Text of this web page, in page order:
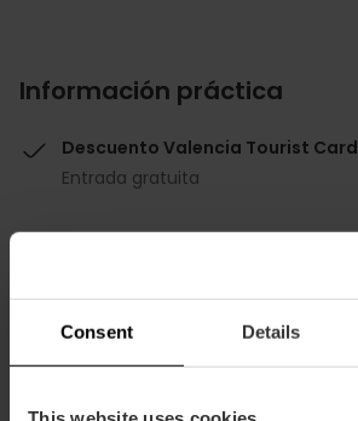
Consent Details
Información práctica
Descuento Valencia Tourist Card
Entrada gratuita
Cómo llegar